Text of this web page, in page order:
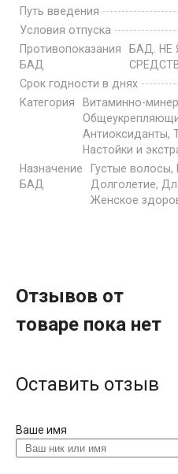
Путь введения
Условия отпуска
Противопоказания
БАД
БАД. НЕ
Срок годности в днях
Категория
Витаминно-
Антиоксиданты,
Настойки и
Назначение
БАД
Густые волосы,
Долголетие,
Женское
Отзывов от
товаре пока нет
Оставить отзыв
Ваше имя